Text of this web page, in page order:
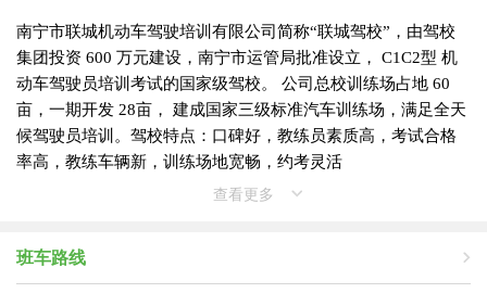
南宁市联城机动车驾驶培训有限公司简称“联城驾校”，由驾校
集团投资 600 万元建设，南宁市运管局批准设立， C1C2型 机
动车驾驶员培训考试的国家级驾校。 公司总校训练场占地 60
亩，一期开发 28亩， 建成国家三级标准汽车训练场，满足全天
候驾驶员培训。驾校特点：口碑好，教练员素质高，考试合格
率高，教练车辆新，训练场地宽畅，约考灵活
查看更多
班车路线